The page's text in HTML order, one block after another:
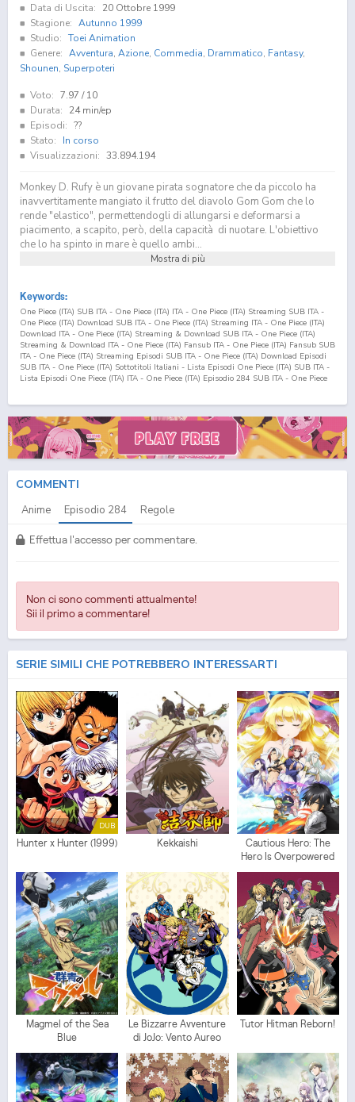
Data di Uscita:
20 Ottobre 1999
Stagione: Autunno 1999
Studio: Toei Animation
Genere: Avventura, Azione, Commedia, Drammatico, Fantasy,
Shounen, Superpoteri
Voto: 7.97 / 10
Durata:
24 min/ep
Episodi: ??
Stato:
In corso
Visualizzazioni: 33.894.194
Monkey D. Rufy è un giovane pirata sognatore che da piccolo ha
inavvertitamente mangiato il frutto del diavolo Gom Gom che lo
rende "elastico", permettendogli di allungarsi e deformarsi a
piacimento, a scapito, però, della capacità di nuotare. L'obiettivo
che lo ha spinto in mare è quello ambi...
Mostra di più
Keywords:
One Piece (ITA) SUB ITA - One Piece (ITA) ITA - One Piece (ITA) Streaming SUB ITA -
One Piece (ITA) Download SUB ITA - One Piece (ITA) Streaming ITA - One Piece (ITA)
Download ITA - One Piece (ITA) Streaming & Download SUB ITA - One Piece (ITA)
Streaming & Download ITA - One Piece (ITA) Fansub ITA - One Piece (ITA) Fansub SUB
ITA - One Piece (ITA) Streaming Episodi SUB ITA - One Piece (ITA) Download Episodi
SUB ITA - One Piece (ITA) Sottotitoli Italiani - Lista Episodi One Piece (ITA) SUB ITA -
Lista Episodi One Piece (ITA) ITA - One Piece (ITA) Episodio 284 SUB ITA - One Piece
COMMENTI
Anime Episodio 284 Regole
Effettua l'accesso per commentare.
Non ci sono commenti attualmente!
Sii il primo a commentare!
SERIE SIMILI CHE POTREBBERO INTERESSARTI
DUB
Hunter x Hunter (1999) Kekkaishi
Cautious Hero: The
Hero Is Overpowered
but Overly Cautious
Magmel of the Sea
Blue
Le Bizzarre Avventure
di JoJo: Vento Aureo
Tutor Hitman Reborn!